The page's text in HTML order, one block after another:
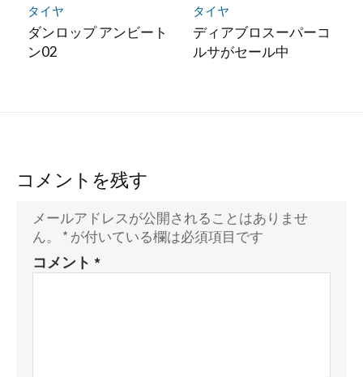
タイヤ
ダンロップ アンビート
ン02
タイヤ
ディアブロスーパーコ
ルサがセール中
コメントを残す
メールアドレスが公開されることはありませ
ん。
* が付いている欄は必須項目です
コメント *